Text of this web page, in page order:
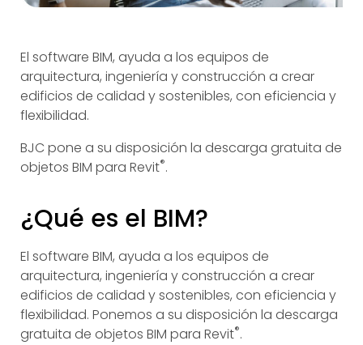
El software BIM, ayuda a los equipos de
arquitectura, ingeniería y construcción a crear
edificios de calidad y sostenibles, con eficiencia y
flexibilidad.
BJC pone a su disposición la descarga gratuita de
objetos BIM para Revit®.
¿Qué es el BIM?
El software BIM, ayuda a los equipos de
arquitectura, ingeniería y construcción a crear
edificios de calidad y sostenibles, con eficiencia y
flexibilidad. Ponemos a su disposición la descarga
gratuita de objetos BIM para Revit®.